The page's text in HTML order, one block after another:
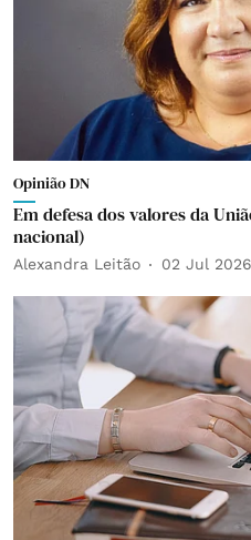
Opinião DN
Em defesa dos valores da
nacional)
Alexandra Leitão 02 Jul 2026